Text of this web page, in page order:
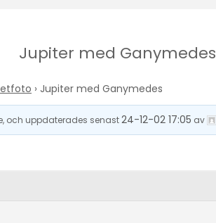
Jupiter med Ganymedes
› Jupiter med Ganymedes
och uppdaterades senast24-12-02 17:05 av